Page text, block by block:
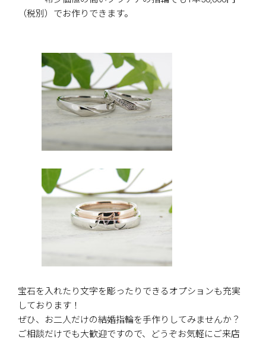
（税別）でお作りできます。
宝石を入れたり文字を彫ったりできるオプションも充実
しております！
ぜひ、お二人だけの結婚指輪を手作りしてみませんか？
ご相談だけでも大歓迎ですので、どうぞお気軽にご来店